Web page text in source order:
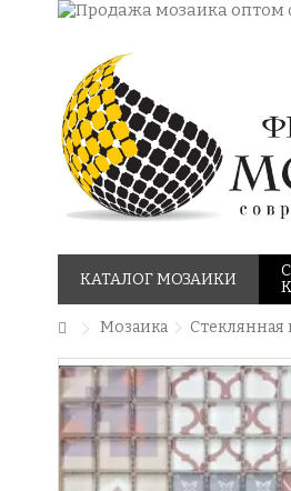
КАТАЛОГ МОЗАИКИ
Мозаика Стеклянная